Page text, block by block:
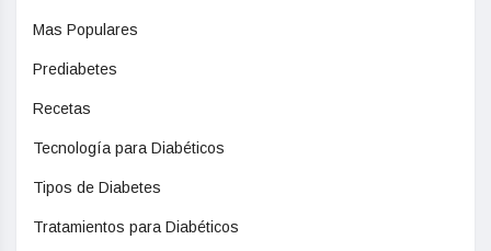
Mas Populares
Prediabetes
Recetas
Tecnología para Diabéticos
Tipos de Diabetes
Tratamientos para Diabéticos